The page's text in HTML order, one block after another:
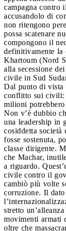
campagna contro
accusandolo di
non ritengono
possa scatenare
compongono il
definitivamente
Khartoum (Nord
alla secessione
civile in Sud
Dal punto di vista
conflitto sui civili:
milioni
Non v’è dubbio
una leadership in
cosiddetta società
fosse sostenuta,
classe dirigente.
che Machar,
a riguardo.
civile contro il
cambiò più volte
corruzione. Il
stretto
movimenti armati
oltre che